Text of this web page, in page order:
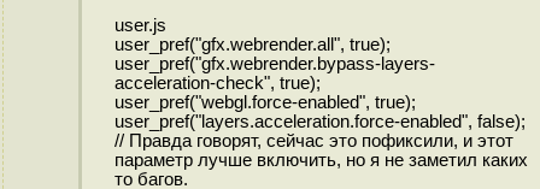
user.js
user_pref("gfx.webrender.all", true);
user_pref("gfx.webrender.bypass-layers-
acceleration-check", true);
user_pref("webgl.force-enabled", true);
user_pref("layers.acceleration.force-enabled", false);
// Правда говорят, сейчас это пофиксили, и этот
параметр лучше включить, но я не заметил каких
то багов.